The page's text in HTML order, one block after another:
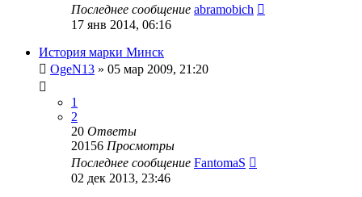
Последнее сообщение abramobich
17 янв 2014, 06:16
История марки Минск
OgeN13 » 05 мар 2009, 21:20
1
2
20 Ответы
20156 Просмотры
Последнее сообщение FantomaS
02 дек 2013, 23:46